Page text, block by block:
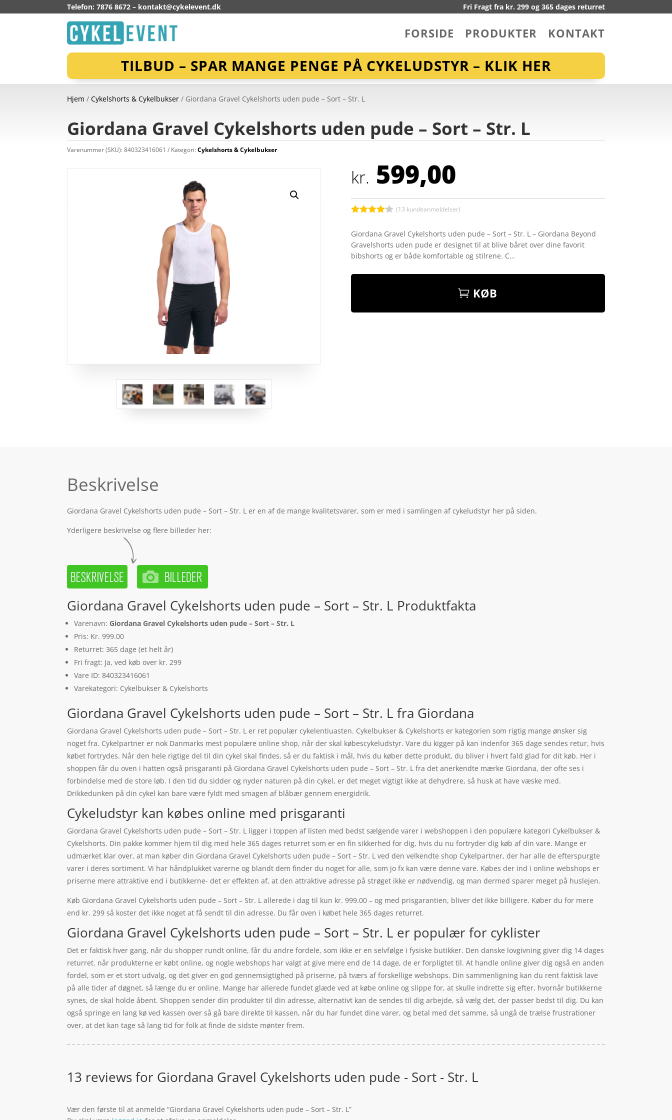
Telefon: 7876 8672 – kontakt@cykelevent.dk Fri Fragt fra kr. 299 og 365 dages returret
FORSIDE PRODUKTER KONTAKT
TILBUD – SPAR MANGE PENGE PÅ CYKELUDSTYR – KLIK HER
Hjem /Cykelshorts & Cykelbukser / Giordana Gravel Cykelshorts uden pude – Sort – Str. L
Giordana Gravel Cykelshorts uden pude – Sort – Str. L
Varenummer (SKU):840323416061 Kategori:Cykelshorts & Cykelbukser
kr. 599,00
ud af 5
baseret
på
kundebedø
(13 kundeanmeldelser)
Giordana Gravel Cykelshorts uden pude – Sort – Str. L – Giordana Beyond
Gravelshorts uden pude er designet til at blive båret over dine favorit
bibshorts og er både komfortable og stilrene. C…
KØB
Beskrivelse
Giordana Gravel Cykelshorts uden pude – Sort – Str. L er en af de mange kvalitetsvarer, som er med i samlingen af cykeludstyr her på siden.
Yderligere beskrivelse og flere billeder her:
Giordana Gravel Cykelshorts uden pude – Sort – Str. L Produktfakta
Varenavn: Giordana Gravel Cykelshorts uden pude – Sort – Str. L
Pris: Kr. 999.00
Returret: 365 dage (et helt år)
Fri fragt: Ja, ved køb over kr. 299
Vare ID: 840323416061
Varekategori: Cykelbukser & Cykelshorts
Giordana Gravel Cykelshorts uden pude – Sort – Str. L fra Giordana
Giordana Gravel Cykelshorts uden pude – Sort – Str. L er ret populær cykelentiuasten. Cykelbukser & Cykelshorts er kategorien som rigtig mange ønsker sig
noget fra. Cykelpartner er nok Danmarks mest populære online shop, når der skal købescykeludstyr. Vare du kigger på kan indenfor 365 dage sendes retur, hvis
købet fortrydes. Når den hele rigtige del til din cykel skal findes, så er du faktisk i mål, hvis du køber dette produkt, du bliver i hvert fald glad for dit køb. Her i
shoppen får du oven i hatten også prisgaranti på Giordana Gravel Cykelshorts uden pude – Sort – Str. L fra det anerkendte mærke Giordana, der ofte ses i
forbindelse med de store løb. I den tid du sidder og nyder naturen på din cykel, er det meget vigtigt ikke at dehydrere, så husk at have væske med.
Drikkedunken på din cykel kan bare være fyldt med smagen af blåbær gennem energidrik.
Cykeludstyr kan købes online med prisgaranti
Giordana Gravel Cykelshorts uden pude – Sort – Str. L ligger i toppen af listen med bedst sælgende varer i webshoppen i den populære kategori Cykelbukser &
Cykelshorts. Din pakke kommer hjem til dig med hele 365 dages returret som er en fin sikkerhed for dig, hvis du nu fortryder dig køb af din vare. Mange er
udmærket klar over, at man køber din Giordana Gravel Cykelshorts uden pude – Sort – Str. L ved den velkendte shop Cykelpartner, der har alle de efterspurgte
varer i deres sortiment. Vi har håndplukket varerne og blandt dem finder du noget for alle, som jo fx kan være denne vare. Købes der ind i online webshops er
priserne mere attraktive end i butikkerne- det er effekten af, at den attraktive adresse på strøget ikke er nødvendig, og man dermed sparer meget på huslejen.
Køb Giordana Gravel Cykelshorts uden pude – Sort – Str. L allerede i dag til kun kr. 999.00 – og med prisgarantien, bliver det ikke billigere. Køber du for mere
end kr. 299 så koster det ikke noget at få sendt til din adresse. Du får oven i købet hele 365 dages returret.
Giordana Gravel Cykelshorts uden pude – Sort – Str. L er populær for cyklister
Det er faktisk hver gang, når du shopper rundt online, får du andre fordele, som ikke er en selvfølge i fysiske butikker. Den danske lovgivning giver dig 14 dages
returret. når produkterne er købt online, og nogle webshops har valgt at give mere end de 14 dage, de er forpligtet til. At handle online giver dig også en anden
fordel, som er et stort udvalg, og det giver en god gennemsigtighed på priserne, på tværs af forskellige webshops. Din sammenligning kan du rent faktisk lave
på alle tider af døgnet, så længe du er online. Mange har allerede fundet glæde ved at købe online og slippe for, at skulle indrette sig efter, hvornår butikkerne
synes, de skal holde åbent. Shoppen sender din produkter til din adresse, alternativt kan de sendes til dig arbejde, så vælg det, der passer bedst til dig. Du kan
også springe en lang kø ved kassen over så gå bare direkte til kassen, når du har fundet dine varer, og betal med det samme, så ungå de trælse frustrationer
over, at det kan tage så lang tid for folk at finde de sidste mønter frem.
13 reviews for Giordana Gravel Cykelshorts uden pude - Sort - Str. L
Vær den første til at anmelde “Giordana Gravel Cykelshorts uden pude – Sort – Str. L”